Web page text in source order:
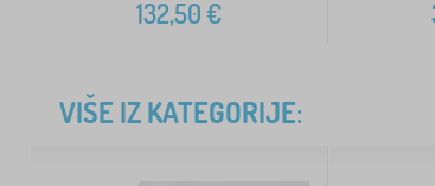
132,50€
VIŠE IZ KATEGORIJE: